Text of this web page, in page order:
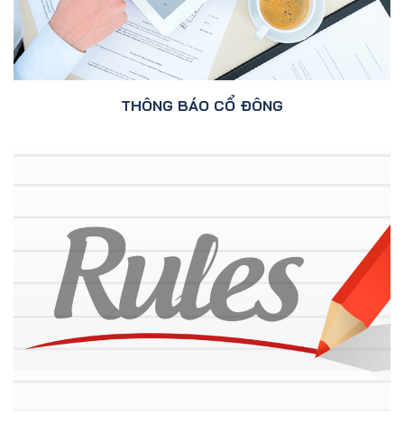
THÔNG BÁO CỔ ĐÔNG